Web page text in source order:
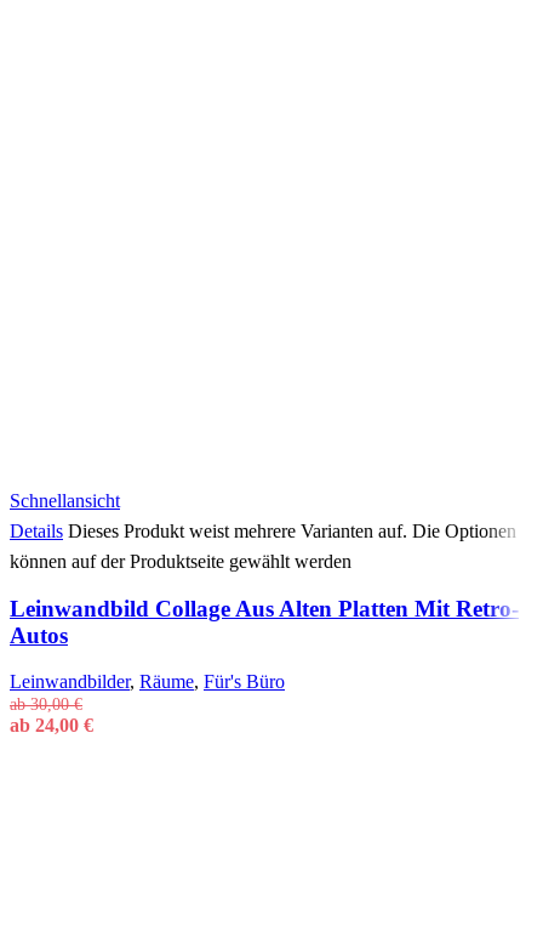
Schnellansicht
Details Dieses Produkt weist mehrere Varianten auf. Die Optionen
können auf der Produktseite gewählt werden
Leinwandbild Collage Aus Alten Platten Mit Retro-
Autos
Leinwandbilder, Räume, Für's Büro
ab30,00€
ab 24,00 €